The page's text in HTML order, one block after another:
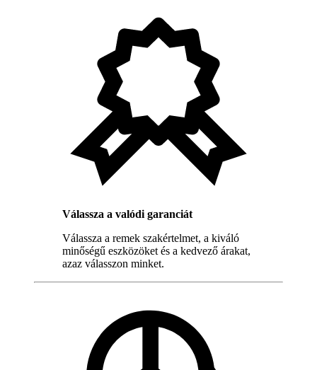
Válassza a valódi garanciát
Válassza a remek szakértelmet, a kiváló
minőségű eszközöket és a kedvező árakat,
azaz válasszon minket.